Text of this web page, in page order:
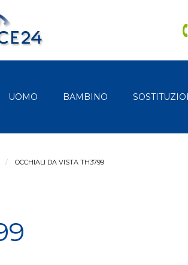
UOMO BAMBINO
CURRENT:
OCCHIALI DA VISTA TH3799